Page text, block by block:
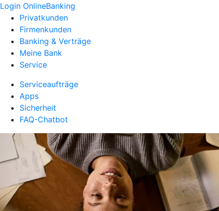
Login OnlineBanking
Privatkunden
Firmenkunden
Banking & Verträge
Meine Bank
Service
Serviceaufträge
Apps
Sicherheit
FAQ-Chatbot